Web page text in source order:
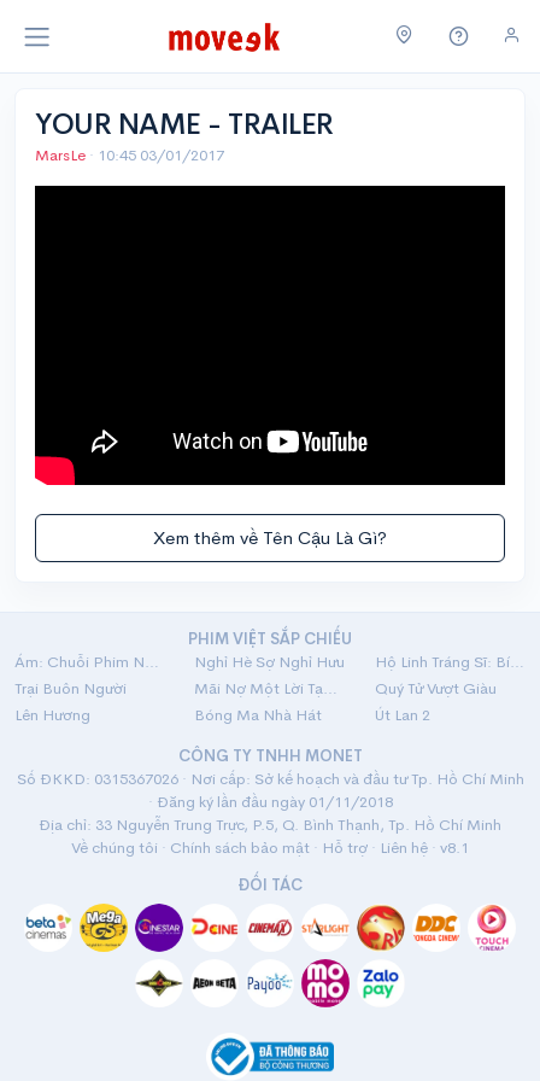
YOUR NAME - TRAILER
MarsLe · 10:45 03/01/2017
Xem thêm về Tên Cậu Là Gì?
PHIM VIỆT SẮP CHIẾU
Ám: Chuỗi Phim Ngắn Linh Dị
Nghỉ Hè Sợ Nghỉ Hưu
Hộ Linh Tráng Sĩ: Bí Ẩn Mộ Vua Đinh
Trại Buôn Người
Mãi Nợ Một Lời Tạm Biệt
Quý Tử Vượt Giàu
Lên Hương
Bóng Ma Nhà Hát
Út Lan 2
CÔNG TY TNHH MONET
Số ĐKKD: 0315367026 · Nơi cấp: Sở kế hoạch và đầu tư Tp. Hồ Chí Minh
· Đăng ký lần đầu ngày 01/11/2018
Địa chỉ: 33 Nguyễn Trung Trực, P.5, Q. Bình Thạnh, Tp. Hồ Chí Minh
Về chúng tôi · Chính sách bảo mật · Hỗ trợ · Liên hệ · v8.1
ĐỐI TÁC